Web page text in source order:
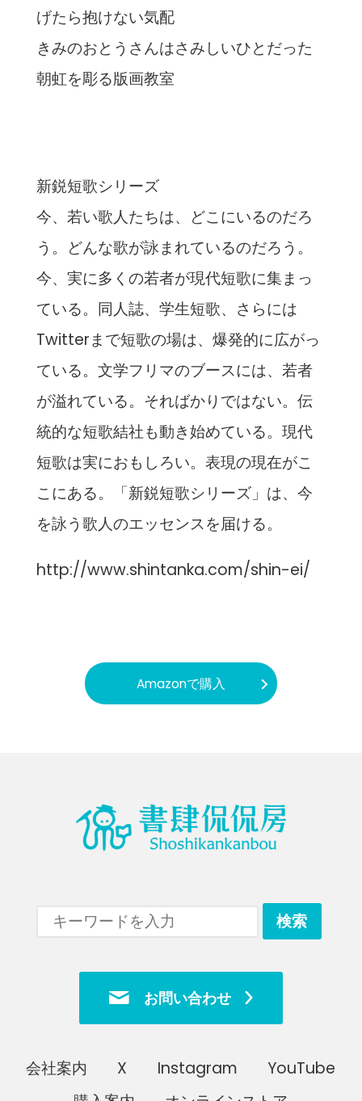
げたら抱けない気配
きみのおとうさんはさみしいひとだった
朝虹を彫る版画教室
新鋭短歌シリーズ
今、若い歌人たちは、どこにいるのだろ
う。どんな歌が詠まれているのだろう。
今、実に多くの若者が現代短歌に集まっ
ている。同人誌、学生短歌、さらには
Twitterまで短歌の場は、爆発的に広がっ
ている。文学フリマのブースには、若者
が溢れている。そればかりではない。伝
統的な短歌結社も動き始めている。現代
短歌は実におもしろい。表現の現在がこ
こにある。「新鋭短歌シリーズ」は、今
を詠う歌人のエッセンスを届ける。
http://www.shintanka.com/shin-ei/
Amazonで購入
お問い合わせ
会社案内 X Instagram
YouTube